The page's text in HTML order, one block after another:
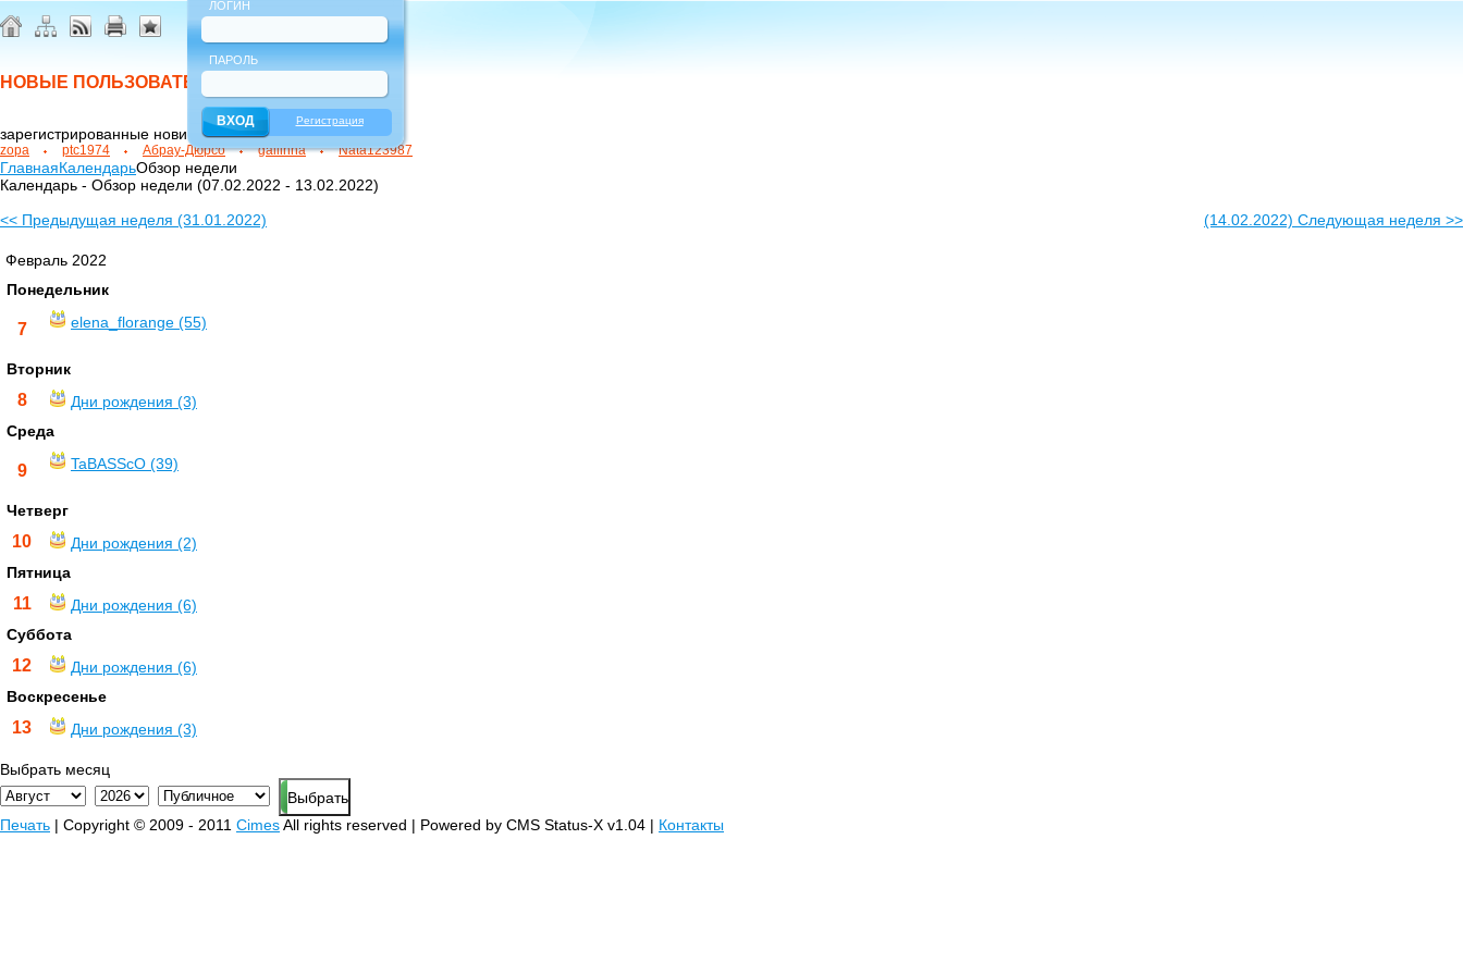
ЛОГИН
ПАРОЛЬ
Регистрация
НОВЫЕ ПОЛЬЗОВАТЕЛИ
зарегистрированные новички
zopa ptc1974 Абрау-Дюрсо gallinna Nata123987
ГлавнаяКалендарьОбзор недели
Календарь - Обзор недели (07.02.2022 - 13.02.2022)
<< Предыдущая неделя (31.01.2022)
(14.02.2022) Следующая неделя >>
Февраль 2022
Понедельник
7 elena_florange (55)
Вторник
8
Дни рождения (3)
Среда
9 TaBASScO (39)
Четверг
10
Дни рождения (2)
Пятница
11
Дни рождения (6)
Суббота
12
Дни рождения (6)
Воскресенье
13 Дни рождения (3)
Выбрать месяц
Печать | Copyright © 2009 - 2011 CimesAll rights reserved | Powered by CMS Status-X v1.04 | Контакты